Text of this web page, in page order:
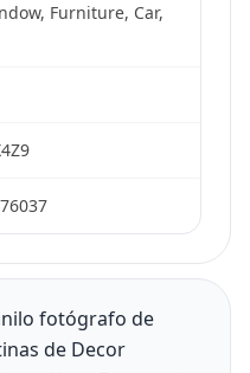
Furniture, Car,
fotógrafo de
de Decor